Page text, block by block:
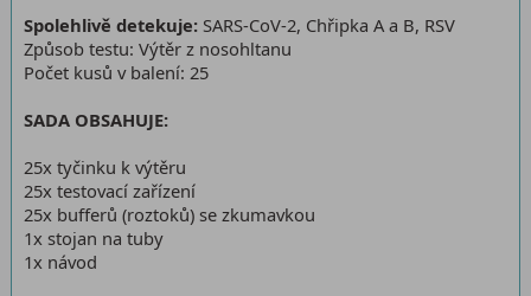
Spolehlivě detekuje: SARS-CoV-2, Chřipka A a B, RSV
Způsob testu: Výtěr z nosohltanu
Počet kusů v balení: 25
SADA OBSAHUJE:
25x tyčinku k výtěru
25x testovací zařízení
25x bufferů (roztoků) se zkumavkou
1x stojan na tuby
1x návod